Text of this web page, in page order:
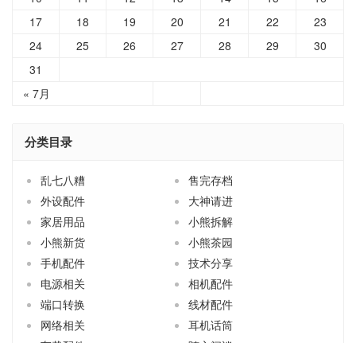
« 7月
17
18 19 20 21 22
23
24
25 26 27 28 29
30
31
分类目录
乱七八糟
售完存档
外设配件
大神请进
家居用品
小熊拆解
小熊新货
小熊茶园
手机配件
技术分享
电源相关
相机配件
端口转换
线材配件
网络相关
耳机话筒